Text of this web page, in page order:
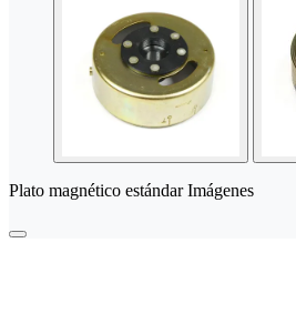
Plato magnético estándar Imágenes